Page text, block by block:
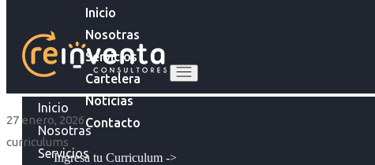
Inicio
Nosotras
Servicios
Cartelera
Noticias
Contacto
Ingresa tu Curriculum ->
Inicio
Nosotras
Servicios
27 enero, 2026
curriculums